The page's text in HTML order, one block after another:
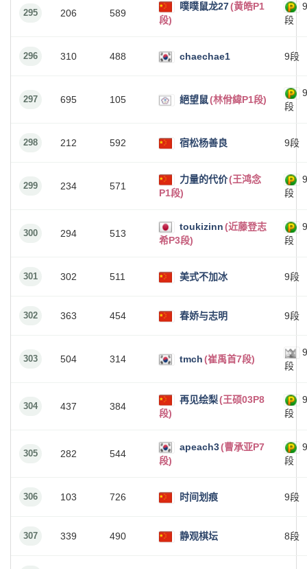
295 206 589
噗噗鼠龙27(黄皓P1
段)
9
段
296 310 488 chaechae1 9段
297 695 105 絕望鼠(林佾緯P1段)
9
段
298 212 592 宿松杨善良 9段
299 234 571
力量的代价(王鸿念
P1段)
9
段
300 294 513
toukizinn(近藤登志
希P3段)
9
段
301 302 511 美式不加冰 9段
302 363 454 春娇与志明 9段
303 504 314 tmch(崔禹首7段)
9
段
304 437 384
再见绘梨(王硕03P8
段)
9
段
305 282 544
apeach3(曹承亚P7
段)
9
段
306 103 726 时间划痕 9段
307 339 490 静观棋坛 8段